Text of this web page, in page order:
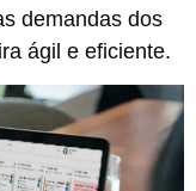
demandas dos
ágil e eficiente.